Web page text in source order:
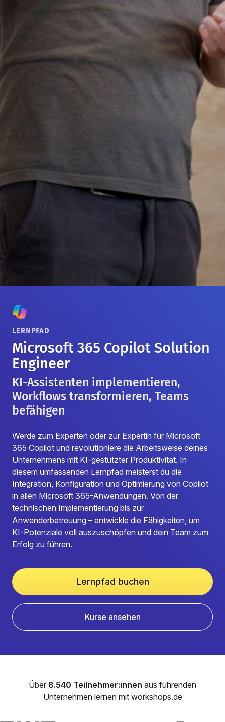
LERNPFAD
Microsoft 365 Copilot Solution
Engineer
KI-Assistenten implementieren,
Workflows transformieren, Teams
befähigen
Werde zum Experten oder zur Expertin für Microsoft
365 Copilot und revolutioniere die Arbeitsweise deines
Unternehmens mit KI-gestützter Produktivität. In
diesem umfassenden Lernpfad meisterst du die
Integration, Konfiguration und Optimierung von Copilot
in allen Microsoft 365-Anwendungen. Von der
technischen Implementierung bis zur
Anwenderbetreuung – entwickle die Fähigkeiten, um
KI-Potenziale voll auszuschöpfen und dein Team zum
Erfolg zu führen.
Lernpfad buchen
Kurse ansehen
Über 8.540 Teilnehmer:innen aus führenden
Unternehmen lernen mit workshops.de